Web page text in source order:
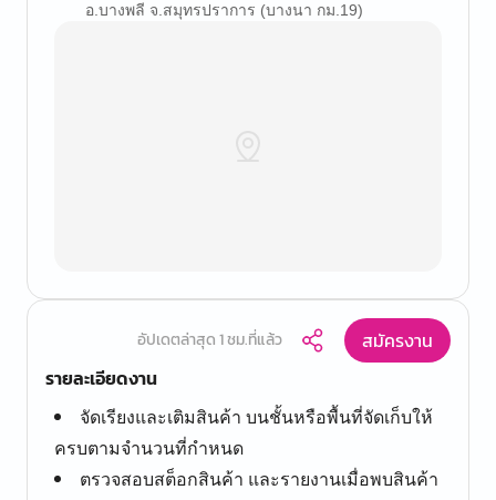
อ.บางพลี จ.สมุทรปราการ (บางนา กม.19)
อัปเดตล่าสุด 1 ชม.ที่แล้ว
สมัครงาน
รายละเอียดงาน
จัดเรียงและเติมสินค้า บนชั้นหรือพื้นที่จัดเก็บให้
ครบตามจำนวนที่กำหนด
ตรวจสอบสต็อกสินค้า และรายงานเมื่อพบสินค้า